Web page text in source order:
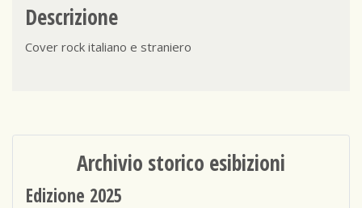
Descrizione
Cover rock italiano e straniero
Archivio storico esibizioni
Edizione 2025